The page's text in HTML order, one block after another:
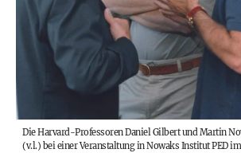
Die Harvard-Professoren Daniel Gilbert und Martin
(v.l.) bei einer Veranstaltung in Nowaks Institut PED